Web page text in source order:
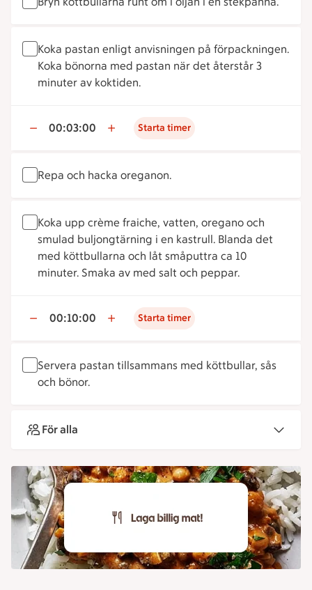
Koka pastan enligt anvisningen på förpackningen.
Koka bönorna med pastan när det återstår 3
minuter av koktiden.
00:03:00 Starta timer
Repa och hacka oreganon.
Koka upp crème fraiche, vatten, oregano och
smulad buljongtärning i en kastrull. Blanda det
med köttbullarna och låt småputtra ca 10
minuter. Smaka av med salt och peppar.
00:10:00 Starta timer
Servera pastan tillsammans med köttbullar, sås
och bönor.
För alla